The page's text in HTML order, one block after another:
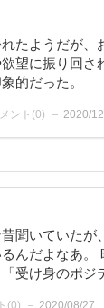
たようだが
望に振り回
的だった。
ント(0) 2020/
聞いていた
んだよなあ
受け身のポジ
(0) 2020/08/27